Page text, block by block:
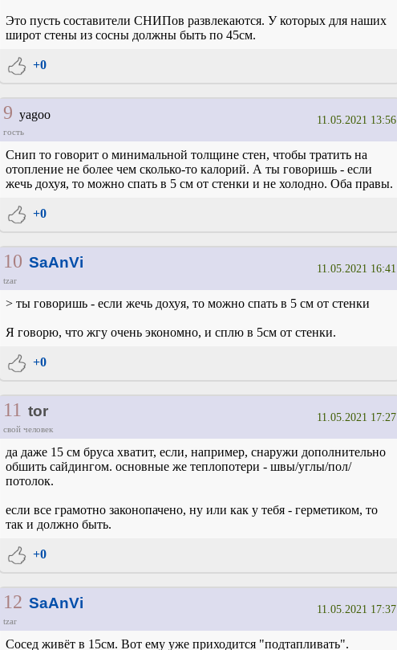
Это пусть составители СНИПов развлекаются. У которых для наших
широт стены из сосны должны быть по 45см.
+0
9 yagoo
гость
11.05.2021 13:56
Снип то говорит о минимальной толщине стен, чтобы тратить на
отопление не более чем сколько-то калорий. А ты говоришь - если
жечь дохуя, то можно спать в 5 см от стенки и не холодно. Оба правы.
+0
10 SaAnVi
tzar
11.05.2021 16:41
> ты говоришь - если жечь дохуя, то можно спать в 5 см от стенки
Я говорю, что жгу очень экономно, и сплю в 5см от стенки.
+0
11 tor
свой человек
11.05.2021 17:27
да даже 15 см бруса хватит, если, например, снаружи дополнительно
обшить сайдингом. основные же теплопотери - швы/углы/пол/
потолок.
если все грамотно законопачено, ну или как у тебя - герметиком, то
так и должно быть.
+0
12 SaAnVi
tzar
11.05.2021 17:37
Сосед живёт в 15см. Вот ему уже приходится "подтапливать".